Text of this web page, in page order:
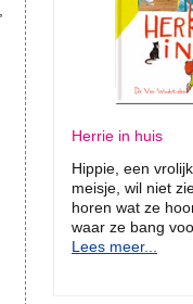
Herrie in huis
Hippie, een
meisje, wil niet
horen wat ze
waar ze bang
Lees meer...